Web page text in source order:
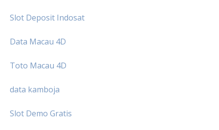
Slot Deposit Indosat
Data Macau 4D
Toto Macau 4D
data kamboja
Slot Demo Gratis